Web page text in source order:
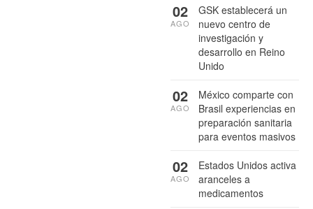
GSK establecerá un
nuevo centro de
investigación y
desarrollo en Reino
Unido
02
AGO
México comparte con
Brasil experiencias en
preparación sanitaria
para eventos masivos
02
AGO
Estados Unidos activa
aranceles a
medicamentos
02
AGO